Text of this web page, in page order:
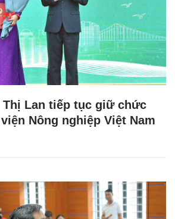
Thị Lan tiếp tục giữ chức
Nông nghiệp Việt Nam